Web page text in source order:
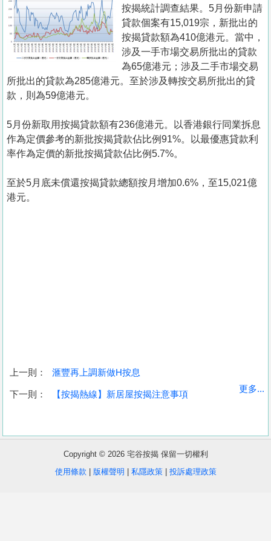
置
業
手
冊
關
於
們
收
盤
按揭統計調查結果。5月份新申請
貸款個案有15,019宗，新批出的
按揭貸款額為410億港元。當中，
涉及一手市場交易所批出的貸款
為65億港元；涉及二手市場交易
所批出的貸款為285億港元。至於涉及轉按交易所批出的貸
款，則為59億港元。
5月份新取用按揭貸款額有236億港元。以香港銀行同業拆息
作為定價參考的新批按揭貸款佔比例91%。以最優惠貸款利
率作為定價的新批按揭貸款佔比例5.7%。
至於5月底未償還按揭貸款總額按月增加0.6%，至15,021億
港元。
上一則： 滙豐再上調新做H按息
下一則： 【按揭熱線】新居屋按揭注意事項
更多...
Copyright © 2026 宅谷按揭 保留一切權利
使用條款
版權聲明 私隱政策| 投訴處理政策